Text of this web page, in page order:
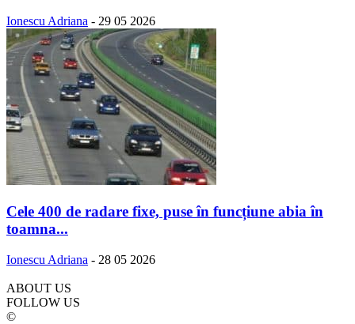
Ionescu Adriana - 29 05 2026
Cele 400 de radare fixe, puse în funcțiune abia în
toamna...
Ionescu Adriana - 28 05 2026
ABOUT US
FOLLOW US
©